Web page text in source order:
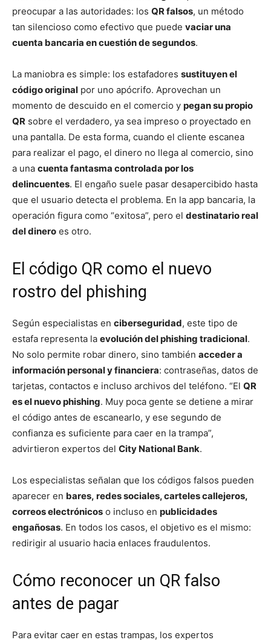
preocupar a las autoridades: los QR falsos, un método
tan silencioso como efectivo que puede vaciar una
cuenta bancaria en cuestión de segundos.
La maniobra es simple: los estafadores sustituyen el
código original por uno apócrifo. Aprovechan un
momento de descuido en el comercio y pegan su propio
QR sobre el verdadero, ya sea impreso o proyectado en
una pantalla. De esta forma, cuando el cliente escanea
para realizar el pago, el dinero no llega al comercio, sino
a una cuenta fantasma controlada por los
delincuentes. El engaño suele pasar desapercibido hasta
que el usuario detecta el problema. En la app bancaria, la
operación figura como “exitosa”, pero el destinatario real
del dinero es otro.
El código QR como el nuevo
rostro del phishing
Según especialistas en ciberseguridad, este tipo de
estafa representa la evolución del phishing tradicional.
No solo permite robar dinero, sino también acceder a
información personal y financiera: contraseñas, datos de
tarjetas, contactos e incluso archivos del teléfono. “El QR
es el nuevo phishing. Muy poca gente se detiene a mirar
el código antes de escanearlo, y ese segundo de
confianza es suficiente para caer en la trampa”,
advirtieron expertos del City National Bank.
Los especialistas señalan que los códigos falsos pueden
aparecer en bares, redes sociales, carteles callejeros,
correos electrónicos o incluso en publicidades
engañosas. En todos los casos, el objetivo es el mismo:
redirigir al usuario hacia enlaces fraudulentos.
Cómo reconocer un QR falso
antes de pagar
Para evitar caer en estas trampas, los expertos